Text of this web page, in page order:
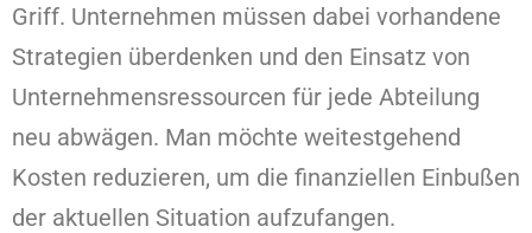
Griff. Unternehmen müssen dabei vorhandene
Strategien überdenken und den Einsatz von
Unternehmensressourcen für jede Abteilung
neu abwägen. Man möchte weitestgehend
Kosten reduzieren, um die finanziellen Einbußen
der aktuellen Situation aufzufangen.